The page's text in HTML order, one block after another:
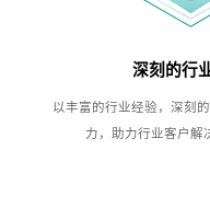
深刻的行
以丰富的行业经验，深刻
力，助力行业客户解